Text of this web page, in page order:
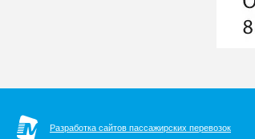
Разработка сайтов пассажирских перевозок